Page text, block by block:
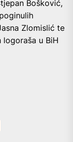
Bošković,
Zlomislić te
u BiH